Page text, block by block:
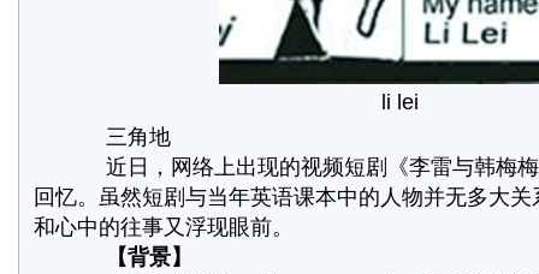
li lei
三角地
近日，网络上出现的视频短剧《李雷与韩梅梅
回忆。虽然短剧与当年英语课本中的人物并无多大
和心中的往事又浮现眼前。
【背景】